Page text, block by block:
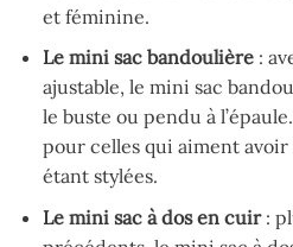
et féminine.
Le mini sac bandoulière:
ajustable, le mini sac
le buste ou pendu à
pour celles qui aiment
étant stylées.
Le mini sac à dos en cuir: